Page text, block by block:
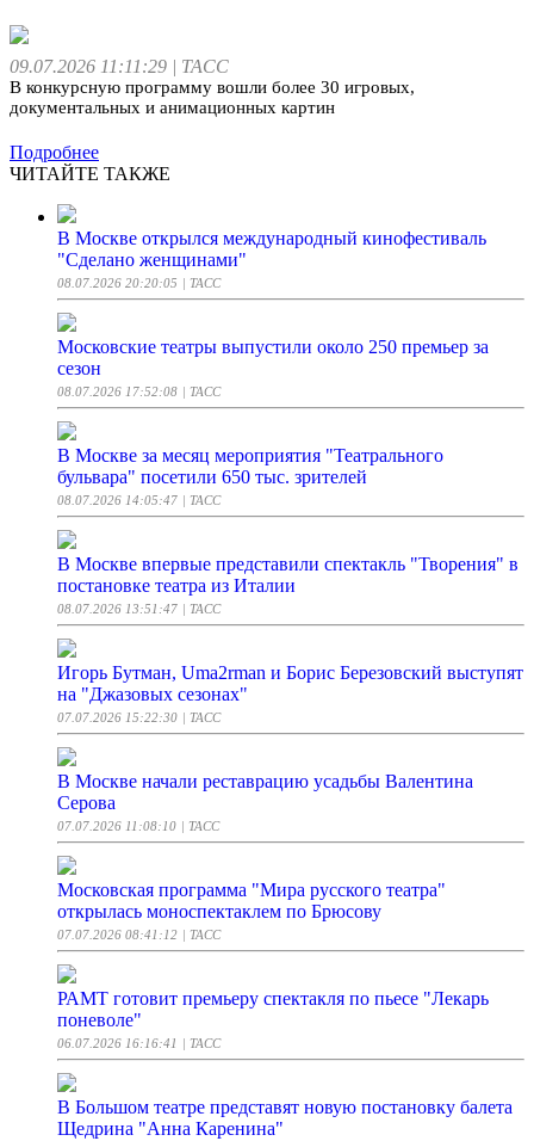
09.07.2026 11:11:29 | ТАСС
В конкурсную программу вошли более 30 игровых,
документальных и анимационных картин
Подробнее
ЧИТАЙТЕ ТАКЖЕ
В Москве открылся международный кинофестиваль
"Сделано женщинами"
08.07.2026 20:20:05 | ТАСС
Московские театры выпустили около 250 премьер за
сезон
08.07.2026 17:52:08 | ТАСС
В Москве за месяц мероприятия "Театрального
бульвара" посетили 650 тыс. зрителей
08.07.2026 14:05:47 | ТАСС
В Москве впервые представили спектакль "Творения" в
постановке театра из Италии
08.07.2026 13:51:47 | ТАСС
Игорь Бутман, Uma2rman и Борис Березовский выступят
на "Джазовых сезонах"
07.07.2026 15:22:30 | ТАСС
В Москве начали реставрацию усадьбы Валентина
Серова
07.07.2026 11:08:10 | ТАСС
Московская программа "Мира русского театра"
открылась моноспектаклем по Брюсову
07.07.2026 08:41:12 | ТАСС
РАМТ готовит премьеру спектакля по пьесе "Лекарь
поневоле"
06.07.2026 16:16:41 | ТАСС
В Большом театре представят новую постановку балета
Щедрина "Анна Каренина"